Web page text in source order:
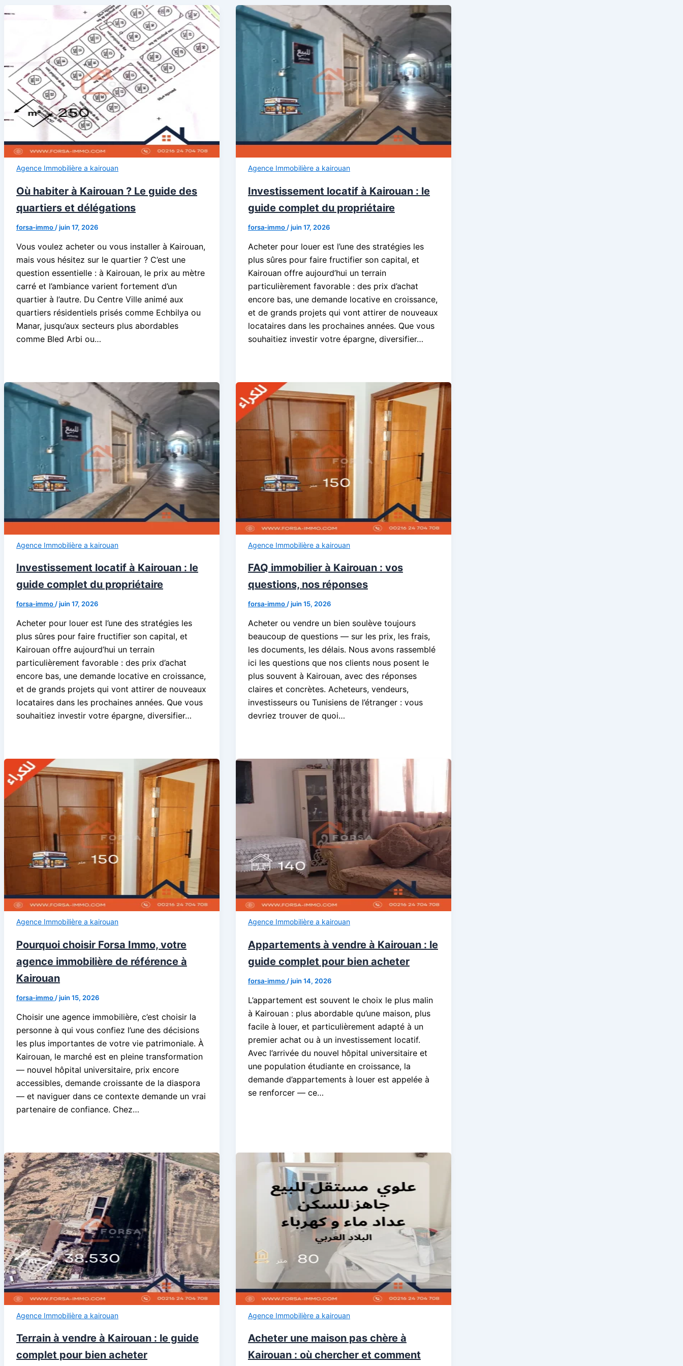
Agence Immobilière a kairouan
Où habiter à Kairouan ? Le guide des
quartiers et délégations
forsa-immo /juin 17, 2026
Vous voulez acheter ou vous installer à Kairouan,
mais vous hésitez sur le quartier ? C’est une
question essentielle : à Kairouan, le prix au mètre
carré et l’ambiance varient fortement d’un
quartier à l’autre. Du Centre Ville animé aux
quartiers résidentiels prisés comme Echbilya ou
Manar, jusqu’aux secteurs plus abordables
comme Bled Arbi ou…
Agence Immobilière a kairouan
Investissement locatif à Kairouan : le
guide complet du propriétaire
forsa-immo /juin 17, 2026
Acheter pour louer est l’une des stratégies les
plus sûres pour faire fructifier son capital, et
Kairouan offre aujourd’hui un terrain
particulièrement favorable : des prix d’achat
encore bas, une demande locative en croissance,
et de grands projets qui vont attirer de nouveaux
locataires dans les prochaines années. Que vous
souhaitiez investir votre épargne, diversifier…
Agence Immobilière a kairouan
Investissement locatif à Kairouan : le
guide complet du propriétaire
forsa-immo/juin 17, 2026
Acheter pour louer est l’une des stratégies les
plus sûres pour faire fructifier son capital, et
Kairouan offre aujourd’hui un terrain
particulièrement favorable : des prix d’achat
encore bas, une demande locative en croissance,
et de grands projets qui vont attirer de nouveaux
locataires dans les prochaines années. Que vous
souhaitiez investir votre épargne, diversifier…
Agence Immobilière a kairouan
FAQ immobilier à Kairouan : vos
questions, nos réponses
forsa-immo/juin 15, 2026
Acheter ou vendre un bien soulève toujours
beaucoup de questions — sur les prix, les frais,
les documents, les délais. Nous avons rassemblé
ici les questions que nos clients nous posent le
plus souvent à Kairouan, avec des réponses
claires et concrètes. Acheteurs, vendeurs,
investisseurs ou Tunisiens de l’étranger : vous
devriez trouver de quoi…
Agence Immobilière a kairouan
Pourquoi choisir Forsa Immo, votre
agence immobilière de référence à
Kairouan
forsa-immo /juin 15, 2026
Choisir une agence immobilière, c’est choisir la
personne à qui vous confiez l’une des décisions
les plus importantes de votre vie patrimoniale. À
Kairouan, le marché est en pleine transformation
— nouvel hôpital universitaire, prix encore
accessibles, demande croissante de la diaspora
— et naviguer dans ce contexte demande un vrai
partenaire de confiance. Chez…
Agence Immobilière a kairouan
Appartements à vendre à Kairouan : le
guide complet pour bien acheter
forsa-immo /juin 14, 2026
L’appartement est souvent le choix le plus malin
à Kairouan : plus abordable qu’une maison, plus
facile à louer, et particulièrement adapté à un
premier achat ou à un investissement locatif.
Avec l’arrivée du nouvel hôpital universitaire et
une population étudiante en croissance, la
demande d’appartements à louer est appelée à
se renforcer — ce…
Agence Immobilière a kairouan
Terrain à vendre à Kairouan : le guide
complet pour bien acheter
Agence Immobilière a kairouan
Acheter une maison pas chère à
Kairouan : où chercher et comment